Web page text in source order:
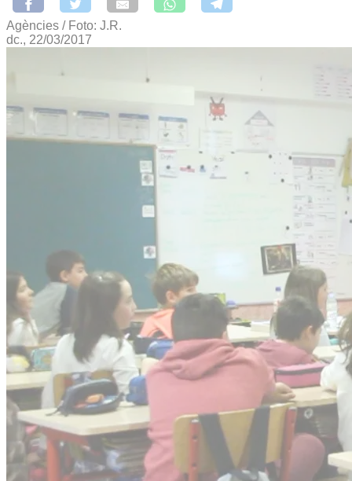
Agències / Foto: J.R.
dc., 22/03/2017